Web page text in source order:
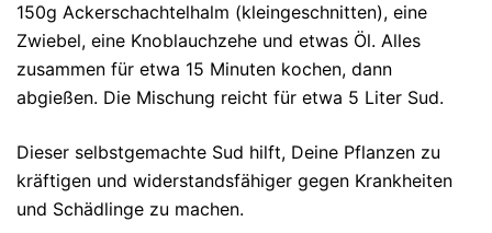
150g Ackerschachtelhalm (kleingeschnitten), eine
Zwiebel, eine Knoblauchzehe und etwas Öl. Alles
zusammen für etwa 15 Minuten kochen, dann
abgießen. Die Mischung reicht für etwa 5 Liter Sud.
Dieser selbstgemachte Sud hilft, Deine Pflanzen zu
kräftigen und widerstandsfähiger gegen Krankheiten
und Schädlinge zu machen.